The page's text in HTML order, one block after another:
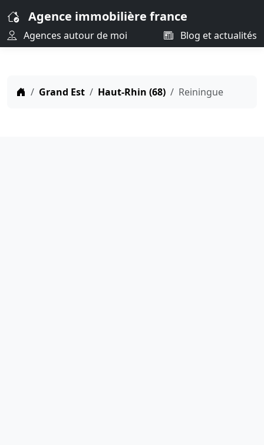
Agence immobilière france
Agences autour de moi Blog et actualités
Grand Est Haut-Rhin (68) Reiningue